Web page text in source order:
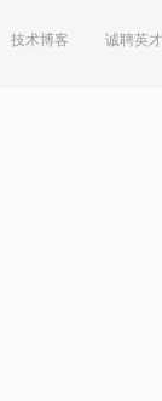
技术博客 诚聘英才